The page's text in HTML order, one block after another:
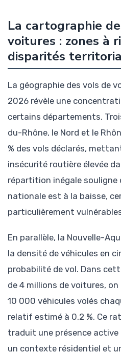
La cartographie
voitures : zones à
disparités
La géographie des vols de
2026 révèle une
certains départements.
du-Rhône, le Nord et le
% des vols déclarés,
insécurité routière élevée
répartition inégale souligne
nationale est à la baisse,
particulièrement
En parallèle, la Nouvelle-
la densité de véhicules en
probabilité de vol. Dans
de 4 millions de voitures,
10 000 véhicules volés
relatif estimé à 0,2 %. Ce
traduit une présence active
un contexte résidentiel et